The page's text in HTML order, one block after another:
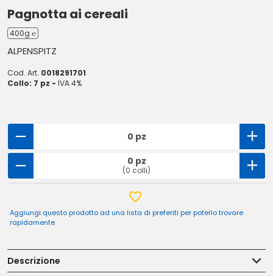
Pagnotta ai cereali
400g ℮
ALPENSPITZ
Cod. Art. 0018291701
Collo: 7 pz - IVA 4%
0 pz
0 pz
(0 colli)
Aggiungi questo prodotto ad una lista di preferiti per poterlo trovare
rapidamente
Descrizione